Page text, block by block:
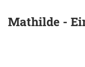
Mathilde -